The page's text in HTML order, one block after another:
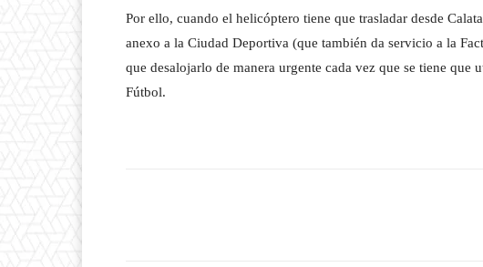
Por ello, cuando el helicóptero tiene que trasladar desde
anexo a la Ciudad Deportiva (que también da servicio a la
que desalojarlo de manera urgente cada vez que se tiene que
Fútbol.